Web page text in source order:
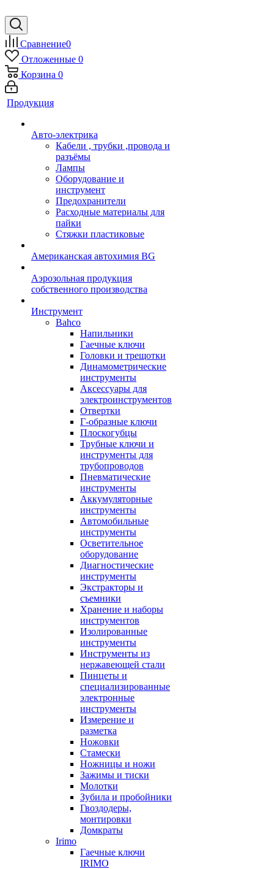
Сравнение0
Отложенные 0
Корзина 0
Продукция
Авто-электрика
Кабели , трубки ,провода и
разъёмы
Лампы
Оборудование и
инструмент
Предохранители
Расходные материалы для
пайки
Стяжки пластиковые
Американская автохимия BG
Аэрозольная продукция
собственного производства
Инструмент
Bahco
Напильники
Гаечные ключи
Головки и трещотки
Динамометрические
инструменты
Аксессуары для
электроинструментов
Отвертки
Г-образные ключи
Плоскогубцы
Трубные ключи и
инструменты для
трубопроводов
Пневматические
инструменты
Аккумуляторные
инструменты
Автомобильные
инструменты
Осветительное
оборудование
Диагностические
инструменты
Экстракторы и
съемники
Хранение и наборы
инструментов
Изолированные
инструменты
Инструменты из
нержавеющей стали
Пинцеты и
специализированные
электронные
инструменты
Измерение и
разметка
Ножовки
Стамески
Ножницы и ножи
Зажимы и тиски
Молотки
Зубила и пробойники
Гвоздодеры,
монтировки
Домкраты
Irimo
Гаечные ключи
IRIMO